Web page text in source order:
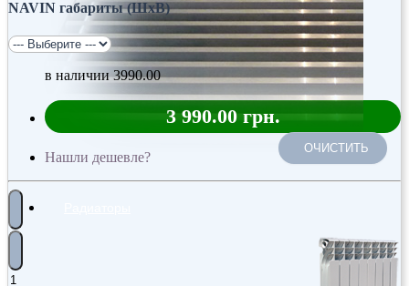
NAVIN габариты (ШхВ)
в наличии3990.00
3 990.00 грн.
Нашли дешевле?
ОЧИСТИТЬ